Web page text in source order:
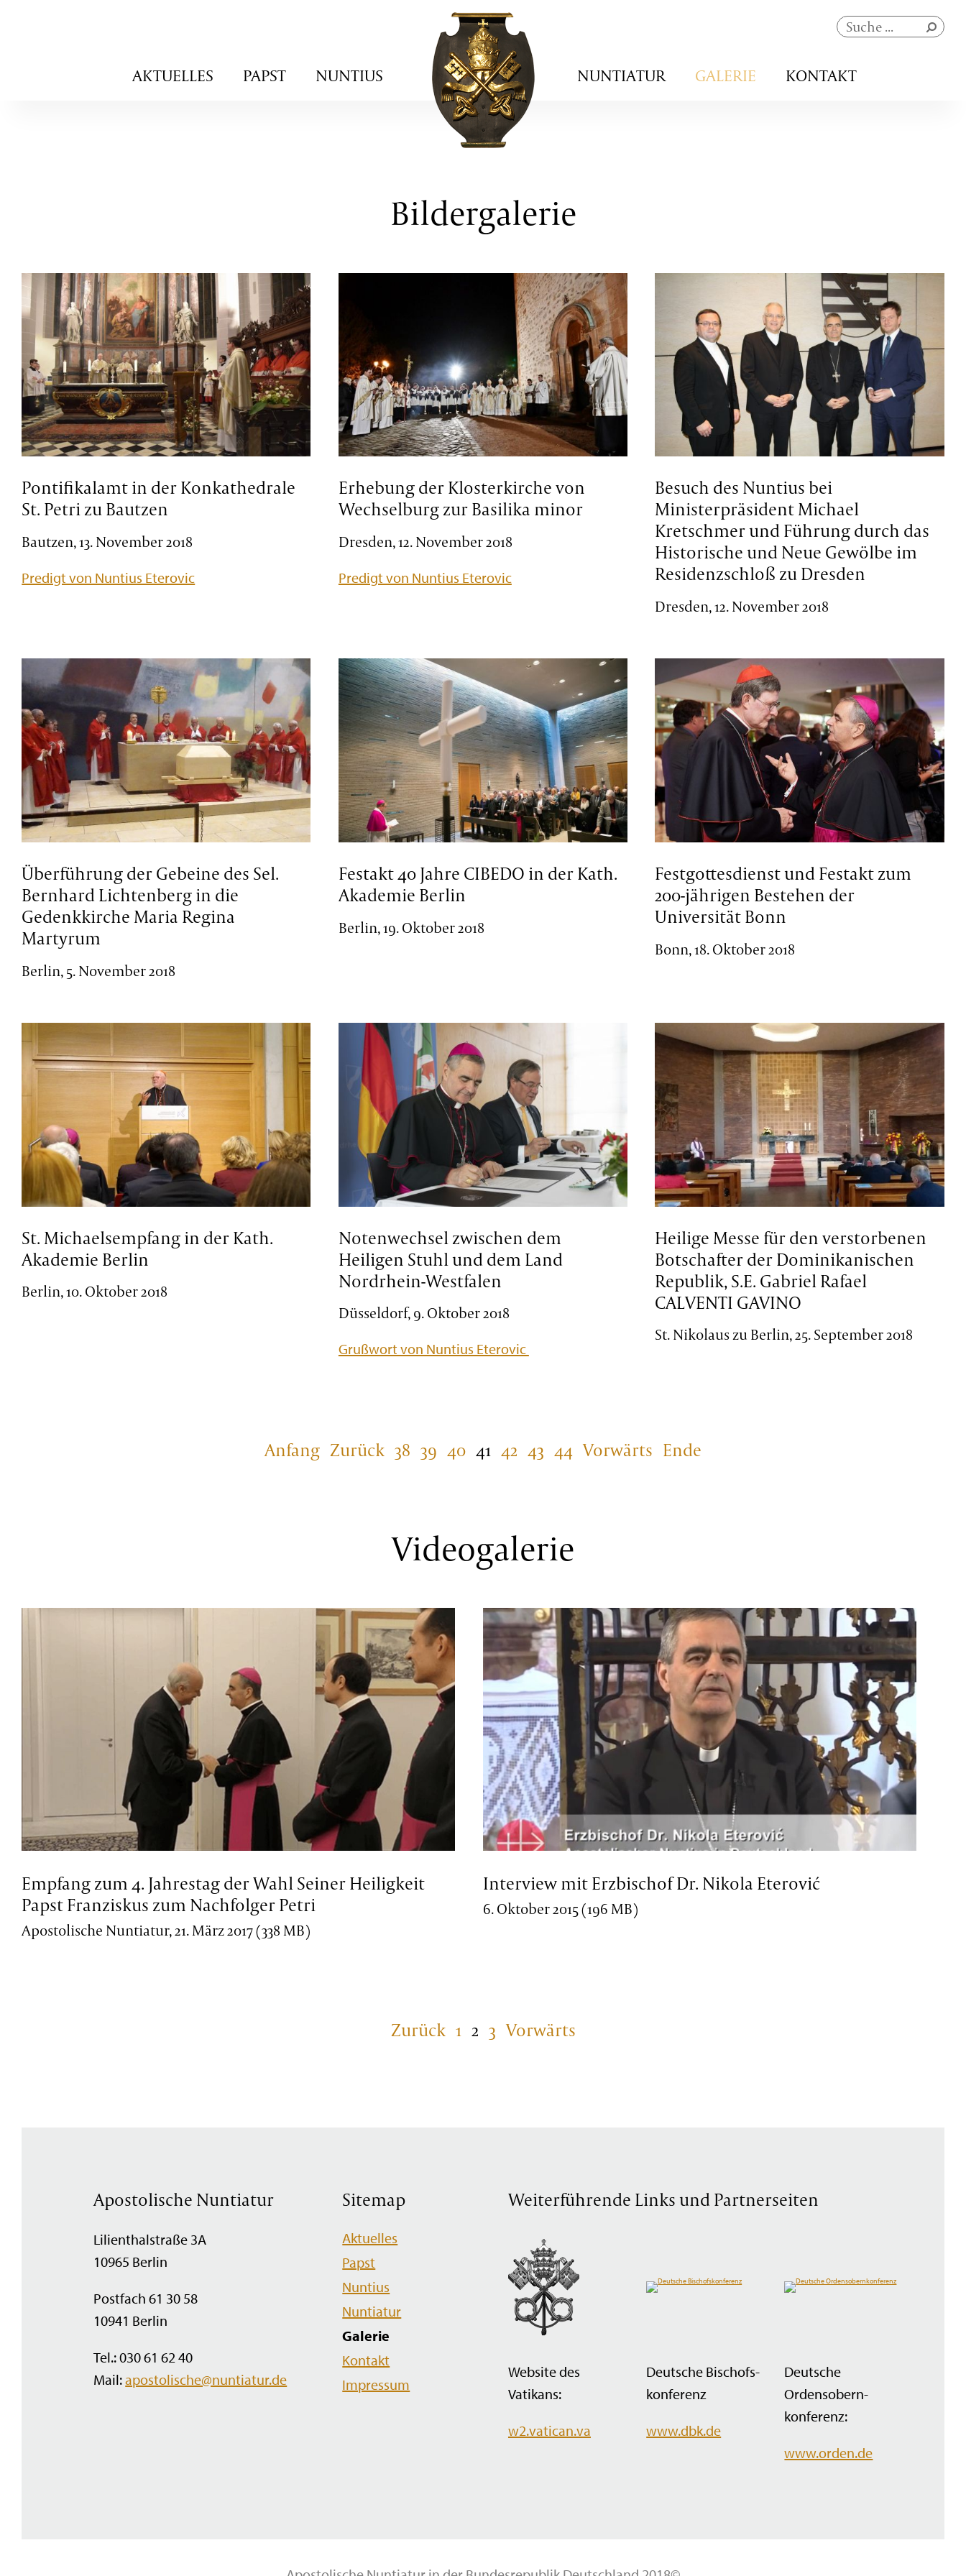
Navigation
überspringen
AKTUELLES PAPST NUNTIUS
Navigation
überspringen
NUNTIATUR GALERIE KONTAKT
Bildergalerie
Pontifikalamt in der Konkathedrale
St. Petri zu Bautzen
Bautzen, 13. November 2018
Predigt von Nuntius Eterovic
Erhebung der Klosterkirche von
Wechselburg zur Basilika minor
Dresden, 12. November 2018
Predigt von Nuntius Eterovic
Besuch des Nuntius bei
Ministerpräsident Michael
Kretschmer und Führung durch das
Historische und Neue Gewölbe im
Residenzschloß zu Dresden
Dresden, 12. November 2018
Überführung der Gebeine des Sel.
Bernhard Lichtenberg in die
Gedenkkirche Maria Regina
Martyrum
Berlin, 5. November 2018
Festakt 40 Jahre CIBEDO in der Kath.
Akademie Berlin
Berlin, 19. Oktober 2018
Festgottesdienst und Festakt zum
200-jährigen Bestehen der
Universität Bonn
Bonn, 18. Oktober 2018
St. Michaelsempfang in der Kath.
Akademie Berlin
Berlin, 10. Oktober 2018
Notenwechsel zwischen dem
Heiligen Stuhl und dem Land
Nordrhein-Westfalen
Düsseldorf, 9. Oktober 2018
Grußwort von Nuntius Eterovic
Heilige Messe für den verstorbenen
Botschafter der Dominikanischen
Republik, S.E. Gabriel Rafael
CALVENTI GAVINO
St. Nikolaus zu Berlin, 25. September 2018
Anfang Zurück 38 39 40 41 42 43 44 Vorwärts Ende
Videogalerie
Empfang zum 4. Jahrestag der Wahl Seiner Heiligkeit
Papst Franziskus zum Nachfolger Petri
Apostolische Nuntiatur, 21. März 2017 (338 MB)
Interview mit Erzbischof Dr. Nikola Eterović
6. Oktober 2015 (196 MB)
Zurück 1 2 3 Vorwärts
Apostolische Nuntiatur
Lilienthalstraße 3A
10965 Berlin
Postfach 61 30 58
10941 Berlin
Tel.: 030 61 62 40
Mail:apostolische@nuntiatur.de
Sitemap
Navigation
überspringen
Aktuelles
Papst
Nuntius
Nuntiatur
Galerie
Kontakt
Impressum
Weiterführende Links und Partnerseiten
Website des
Vatikans:
w2.vatican.va
Deutsche Bischofs­
konferenz
www.dbk.de
Deutsche
Ordensobern­
konferenz:
www.orden.de